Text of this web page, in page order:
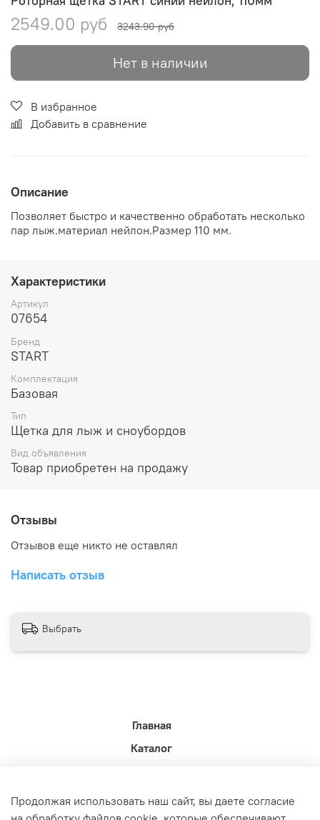
2549.00 руб 3243.90 руб
Нет в наличии
В избранное
Добавить в сравнение
Описание
Позволяет быстро и качественно обработать несколько
пар лыж.материал нейлон.Размер 110 мм.
Характеристики
Артикул
07654
Бренд
START
Комплектация
Базовая
Тип
Щетка для лыж и сноубордов
Вид объявления
Товар приобретен на продажу
Отзывы
Отзывов еще никто не оставлял
Написать отзыв
Выбрать
Главная
Каталог
Доставка
Продолжая использовать наш сайт, вы даете согласие